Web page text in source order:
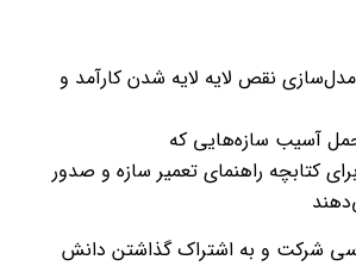
نقص لایه لایه شدن کارآمد و
آسیب سازه‌هایی که
کتابچه راهنمای تعمیر سازه و صدور
شرکت و به اشتراک گذاشتن دانش